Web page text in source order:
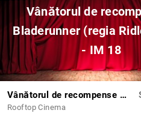
a jocului…!
Distribuție:Cenușăreasa –
Zâna – Erica Moldovan
Majordomul – Daniel Onoae
Regele – Codrin Dănilă
Prințul – Dumitru Florescu
Mama vitregă – Alexandra Paftală
Sora vitregă – Ana Hegyi
Vânătorul de
Bladerunner (regia
- IM 18
Vânătorul de recompense / Bladerunner (regia Ridley Scott) - IM 18
Rooftop Cinema